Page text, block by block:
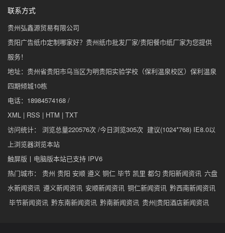
联系方式
贵州弘鑫源贸易有限公司
贵阳广告纸巾定制哪家好？贵州纸巾批发厂家/贵阳餐巾纸厂家为您提供
服务！
地址：贵州省贵阳市乌当区为明贵阳实验学校（保利温泉校区）保利温泉
四期倾城10栋
电话：18984574168 /
XML | RSS | HTM | TXT
访问统计： 浏览总量220576次 /今日浏览305次 建议(1024*768) IE8.0以
上浏览器浏览本站
触屏版 丨 电脑版本站已支持 IPV6
热门城市： 贵州 贵阳 安顺 遵义 铜仁 毕节 凯里 都匀 贵阳新闻资讯 六盘
水新闻资讯 遵义新闻资讯 安顺新闻资讯 铜仁新闻资讯 黔西南新闻资讯
毕节新闻资讯 黔东南新闻资讯 黔南新闻资讯 贵州|贵阳酒店新闻资讯